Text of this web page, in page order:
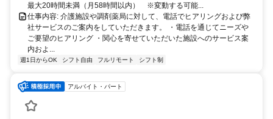
最大20時間未満（月58時間以内） ※変動する可能...
仕事内容: 介護施設や調剤薬局に対して、電話でヒアリングおよび弊
社サービスのご案内をしていただきます。 ・電話を通じてニーズや
ご要望のヒアリング ・関心を寄せていただいた施設へのサービス案
内およ...
週1日からOK シフト自由 フルリモート シフト制
アルバイト・パート